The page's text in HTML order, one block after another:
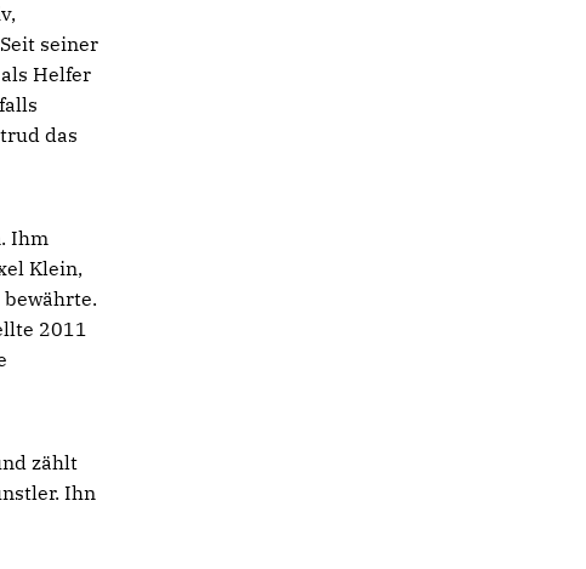
seiner
Helfer
das
Ihm
Klein,
2011
zählt
Ihn